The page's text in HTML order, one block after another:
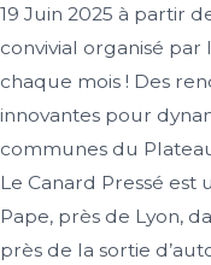
19 Juin 2025 à partir
convivial organisé par
chaque mois ! Des
innovantes pour
communes du
Le Canard Pressé est
Pape, près de Lyon,
près de la sortie